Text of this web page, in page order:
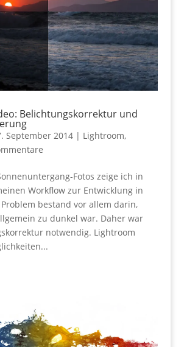
Belichtungskorrektur und
September 2014| Lightroom,
Fotos zeige ich in
Workflow zur Entwicklung in
bestand vor allem darin,
zu dunkel war. Daher war
notwendig. Lightroom